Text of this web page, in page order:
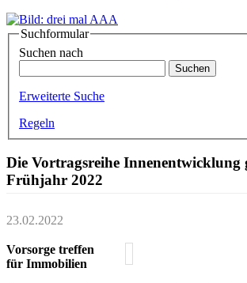
Suchformular
Suchen nach
Erweiterte Suche
Regeln
Die Vortragsreihe Innenentwicklung
Frühjahr 2022
23.02.2022
Vorsorge treffen
für Immobilien